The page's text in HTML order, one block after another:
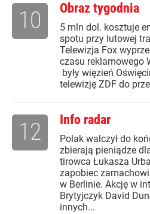
Obraz tygodnia
5 mln dol. kosztuje
spotu przy lutowej
Telewizja Fox
czasu reklamowego
były więzień
telewizję ZDF do
10
Info radar
Polak walczył do
zbierają pieniądze
tirowca Łukasza
zapobiec
w Berlinie. Akcję w
Brytyjczyk David
innych...
12